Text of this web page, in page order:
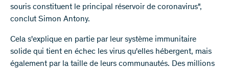
souris constituent le principal réservoir de coronavirus",
conclut Simon Antony.
Cela s'explique en partie par leur système immunitaire
solide qui tient en échec les virus qu'elles hébergent, mais
également par la taille de leurs communautés. Des millions